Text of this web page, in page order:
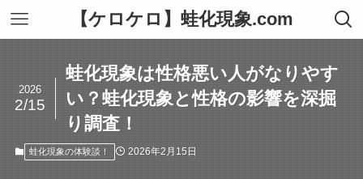
【ケロケロ】蛙化現象.com
蛙化現象は性格悪い人がなりやす
い？蛙化現象と性格の影響を深掘
り調査！
2026
2/15
蛙化現象の体験談！ 2026年2月15日